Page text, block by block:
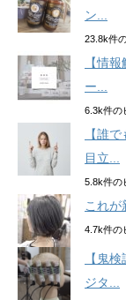
ン...
23.8k件
【情
ー...
6.3k件の
【誰
目立...
5.8k件の
これが
4.7k件の
【鬼
ジタ...